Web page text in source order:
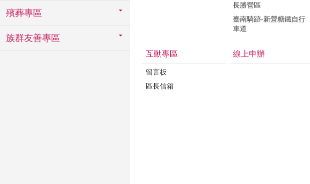
殯葬專區
族群友善專區
長勝營區
臺南騎跡-新營糖鐵自行
車道
互動專區
留言板
區長信箱
線上申辦